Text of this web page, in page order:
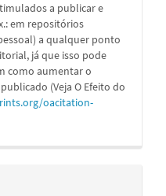
a publicar e
em repositórios
a qualquer ponto
já que isso pode
como aumentar o
(Veja O Efeito do
oacitation-